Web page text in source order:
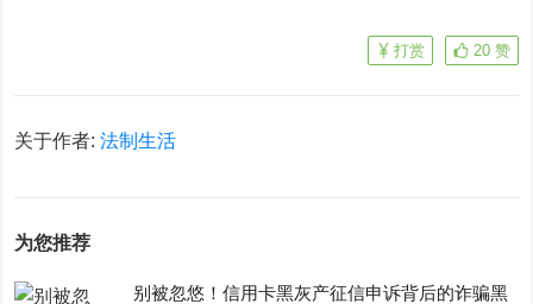
20 赞
打赏
关于作者:法制生活
为您推荐
别被忽悠！信用卡黑灰产征信申诉背后的诈骗黑